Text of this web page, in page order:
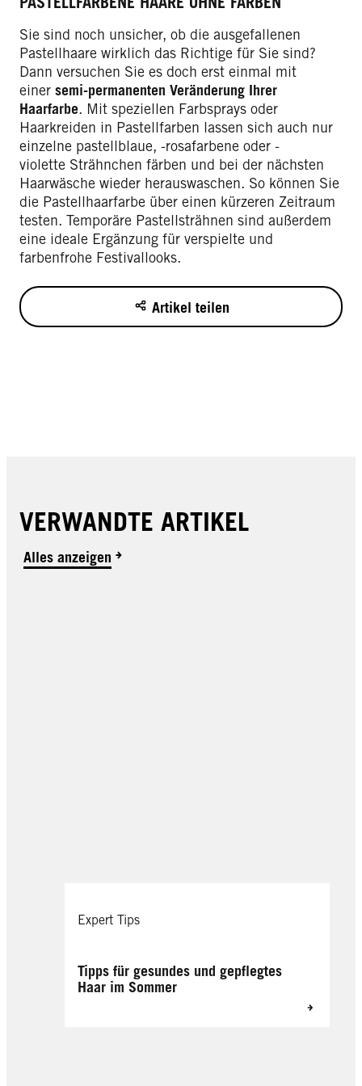
Sie sind noch unsicher, ob die ausgefallenen
Pastellhaare wirklich das Richtige für Sie sind?
Dann versuchen Sie es doch erst einmal mit
einer semi-permanenten Veränderung Ihrer
Haarfarbe. Mit speziellen Farbsprays oder
Haarkreiden in Pastellfarben lassen sich auch nur
einzelne pastellblaue, -rosafarbene oder -
violette Strähnchen färben und bei der nächsten
Haarwäsche wieder herauswaschen. So können Sie
die Pastellhaarfarbe über einen kürzeren Zeitraum
testen. Temporäre Pastellsträhnen sind außerdem
eine ideale Ergänzung für verspielte und
farbenfrohe Festivallooks.
Artikel teilen
VERWANDTE ARTIKEL
Alles anzeigen
Expert Tips
Tipps für gesundes und gepflegtes
Haar im Sommer